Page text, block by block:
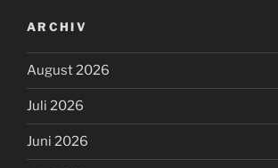
ARCHIV
August 2026
Juli 2026
Juni 2026